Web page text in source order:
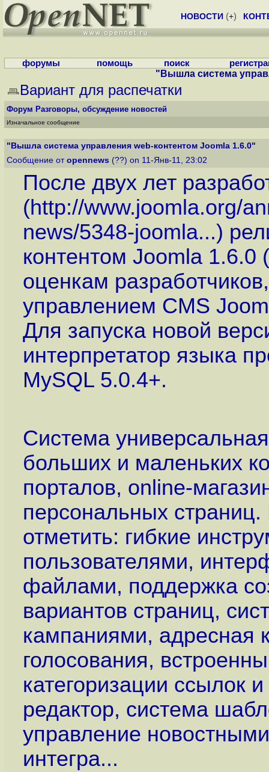
НОВОСТИ (+)
форумы помощь поиск
"Вышла система
Вариант для распечатки
Форум Разговоры, обсуждение новостей
Изначальное сообщение
"Вышла система управления web-контентом Joomla 1.6.0"
Сообщение от opennews (??) on 11-Янв-11, 23:02
После двух лет
(http://www.joomla.org/
news/5348-joomla...)
контентом Joomla 1.6.0 (
оценкам
управлением CMS
Для запуска новой
интерпретатор языка
MySQL 5.0.4+.
Система
больших и маленьких
порталов, online-
персональных
отметить: гибкие
пользователями,
файлами, поддержка
вариантов страниц,
кампаниями, адресная
голосования,
категоризации ссылок
редактор, система
управление
интегра...